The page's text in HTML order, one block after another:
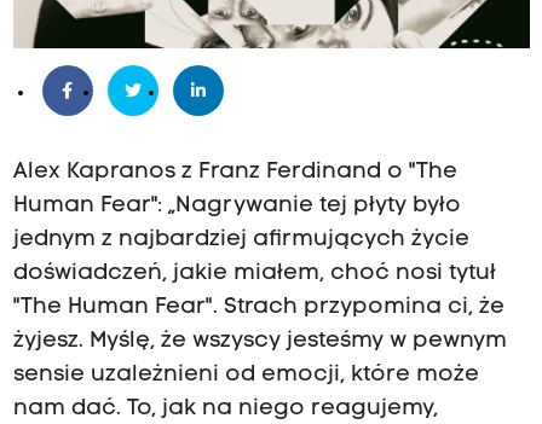
Alex Kapranos z Franz Ferdinand o "The
Human Fear": „Nagrywanie tej płyty było
jednym z najbardziej afirmujących życie
doświadczeń, jakie miałem, choć nosi tytuł
"The Human Fear". Strach przypomina ci, że
żyjesz. Myślę, że wszyscy jesteśmy w pewnym
sensie uzależnieni od emocji, które może
nam dać. To, jak na niego reagujemy,